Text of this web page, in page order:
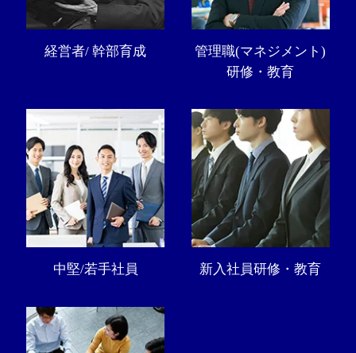
経営者/ 幹部育成
管理職(マネジメント)
研修・教育
中堅/若手社員 新入社員研修・教育